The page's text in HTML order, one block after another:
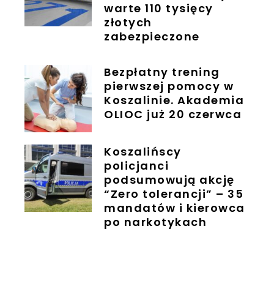
warte 110 tysięcy
złotych
zabezpieczone
Bezpłatny trening
pierwszej pomocy w
Koszalinie. Akademia
OLIOC już 20 czerwca
Koszalińscy
policjanci
podsumowują akcję
“Zero tolerancji” – 35
mandatów i kierowca
po narkotykach